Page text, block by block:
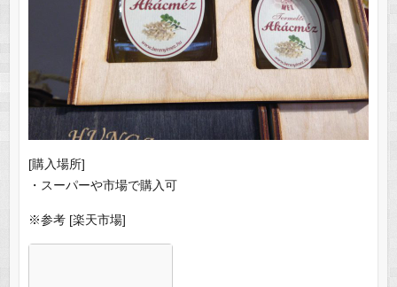
[購入場所]
・スーパーや市場で購入可
※参考 [楽天市場]